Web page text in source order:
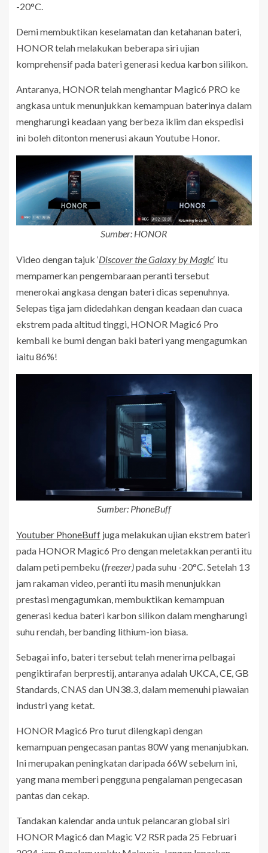
-20°C.
Demi membuktikan keselamatan dan ketahanan bateri,
HONOR telah melakukan beberapa siri ujian
komprehensif pada bateri generasi kedua karbon silikon.
Antaranya, HONOR telah menghantar Magic6 PRO ke
angkasa untuk menunjukkan kemampuan baterinya dalam
mengharungi keadaan yang berbeza iklim dan ekspedisi
ini boleh ditonton menerusi akaun Youtube Honor.
Sumber: HONOR
Video dengan tajuk ‘Discover the Galaxy by Magic‘ itu
mempamerkan pengembaraan peranti tersebut
menerokai angkasa dengan bateri dicas sepenuhnya.
Selepas tiga jam didedahkan dengan keadaan dan cuaca
ekstrem pada altitud tinggi, HONOR Magic6 Pro
kembali ke bumi dengan baki bateri yang mengagumkan
iaitu 86%!
Sumber: PhoneBuff
Youtuber PhoneBuff juga melakukan ujian ekstrem bateri
pada HONOR Magic6 Pro dengan meletakkan peranti itu
dalam peti pembeku (freezer)pada suhu -20°C. Setelah 13
jam rakaman video, peranti itu masih menunjukkan
prestasi mengagumkan, membuktikan kemampuan
generasi kedua bateri karbon silikon dalam mengharungi
suhu rendah, berbanding lithium-ion biasa.
Sebagai info, bateri tersebut telah menerima pelbagai
pengiktirafan berprestij, antaranya adalah UKCA, CE, GB
Standards, CNAS dan UN38.3, dalam memenuhi piawaian
industri yang ketat.
HONOR Magic6 Pro turut dilengkapi dengan
kemampuan pengecasan pantas 80W yang menanjubkan.
Ini merupakan peningkatan daripada 66W sebelum ini,
yang mana memberi pengguna pengalaman pengecasan
pantas dan cekap.
Tandakan kalendar anda untuk pelancaran global siri
HONOR Magic6 dan Magic V2 RSR pada 25 Februari